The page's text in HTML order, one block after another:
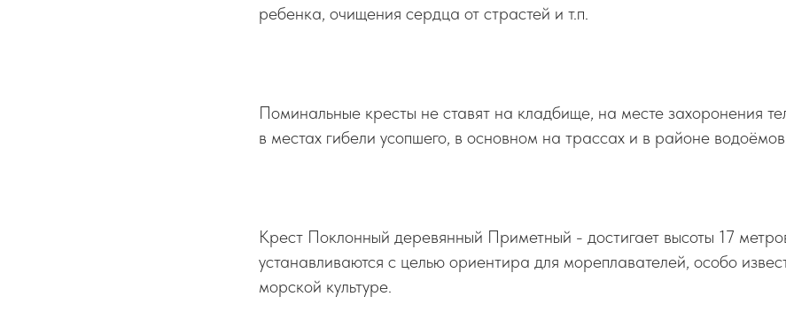
ребенка, очищения сердца от страстей и т.п.
Поминальные кресты не ставят на кладбище, на месте захоронения
в местах гибели усопшего, в основном на трассах и в районе
Крест Поклонный деревянный Приметный - достигает высоты 17
устанавливаются с целью ориентира для мореплавателей, особо
морской культуре.